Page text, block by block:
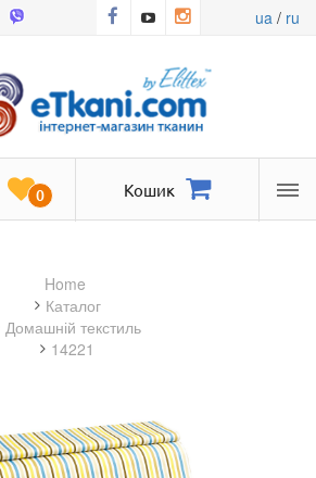
ua/ ru
0 Кошик
Home
Каталог
домашній текстиль
14221